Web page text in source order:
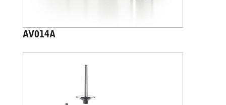
AV014A